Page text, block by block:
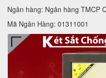
Ngân hàng: Ngân hàng TMCP
Mã Ngân Hàng: 01311001